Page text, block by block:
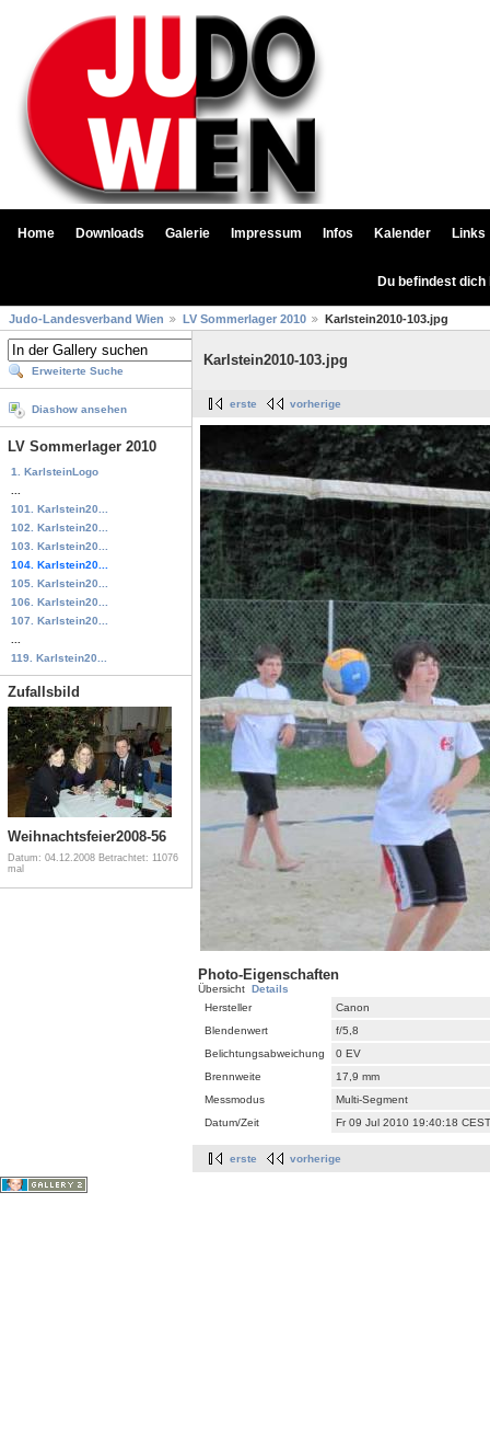
Home Downloads Galerie Impressum Infos Kalender Links
Du befindest
Judo-Landesverband Wien LV Sommerlager 2010 Karlstein2010-103.jpg
Erweiterte Suche
Diashow ansehen
LV Sommerlager 2010
1. KarlsteinLogo
101. Karlstein20...
102. Karlstein20...
103. Karlstein20...
104. Karlstein20...
105. Karlstein20...
106. Karlstein20...
107. Karlstein20...
119. Karlstein20...
Zufallsbild
Weihnachtsfeier2008-56
Datum: 04.12.2008 Betrachtet: 11076
mal
Karlstein2010-103.jpg
erste vorherige
Photo-Eigenschaften
Übersicht Details
Hersteller
Canon
Blendenwert
f/5,8
Belichtungsabweichung
0 EV
Brennweite
17,9 mm
Messmodus
Multi-Segment
Datum/Zeit
Fr 09 Jul 2010 19:40:18 CEST
erste vorherige